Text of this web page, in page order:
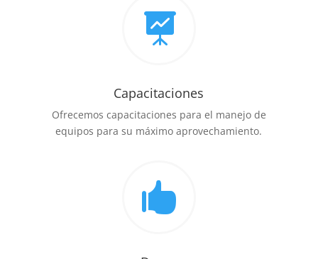

Capacitaciones
Ofrecemos capacitaciones para el manejo de
equipos para su máximo aprovechamiento.
